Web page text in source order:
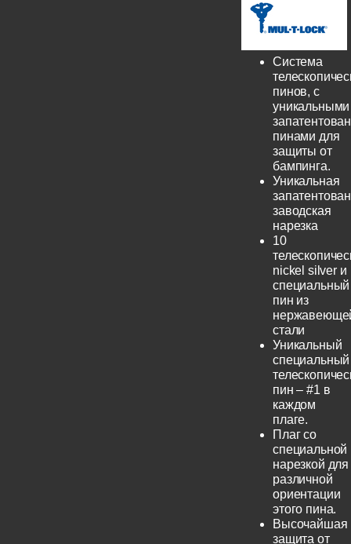
Система
пинов, с
уникальными
пинами для
защиты от
бампинга.
Уникальная
заводская
нарезка
10
nickel silver и
специальный
пин из
стали
Уникальный
специальный
пин – #1 в
каждом
плаге.
Плаг со
специальной
нарезкой для
различной
ориентации
этого пина.
Высочайшая
защита от